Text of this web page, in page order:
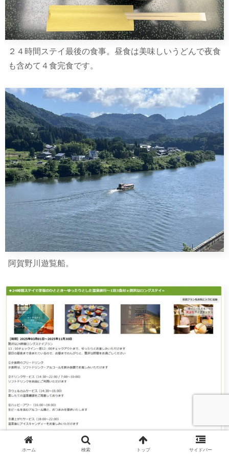
２４時間ステイ最後の食事。昼食は美味しいうどんで夜食
も含めて４食完食です。
阿賀野川遊覧船。
ホーム 検索 トップ サイドバー